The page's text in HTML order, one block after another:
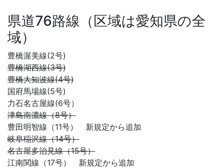
県道76路線（区域は愛知県の全
域）
豊橋渥美線(2号)
豊橋湖西線(3号)
豊橋大知波線(4号)
国府馬場線(5号)
力石名古屋線(6号）
津島南濃線（8号）
豊田明智線（11号） 新規定から追加
岐阜稲沢線（14号）
名古屋多治見線（15号）
江南関線（17号） 新規定から追加